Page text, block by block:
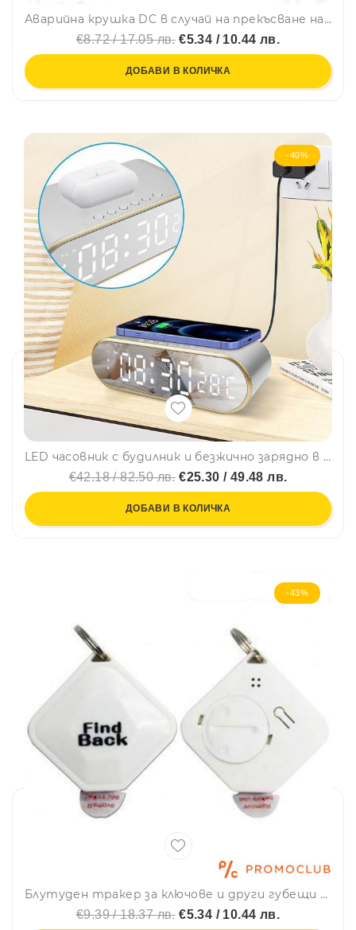
Аварийна крушка DC в случай на прекъсване на захранването в дома и къмпинг 15W FA-6915
€8.72 / 17.05 лв.€5.34 / 10.44 лв.
ДОБАВИ В КОЛИЧКА
-40%
LED часовник с будилник и безжично зарядно в едно W628 - термометър, будилник, сив
€42.18 / 82.50 лв.€25.30 / 49.48 лв.
ДОБАВИ В КОЛИЧКА
-43%
Блутуден тракер за ключове и други губещи се предмети
€9.39 / 18.37 лв.€5.34 / 10.44 лв.